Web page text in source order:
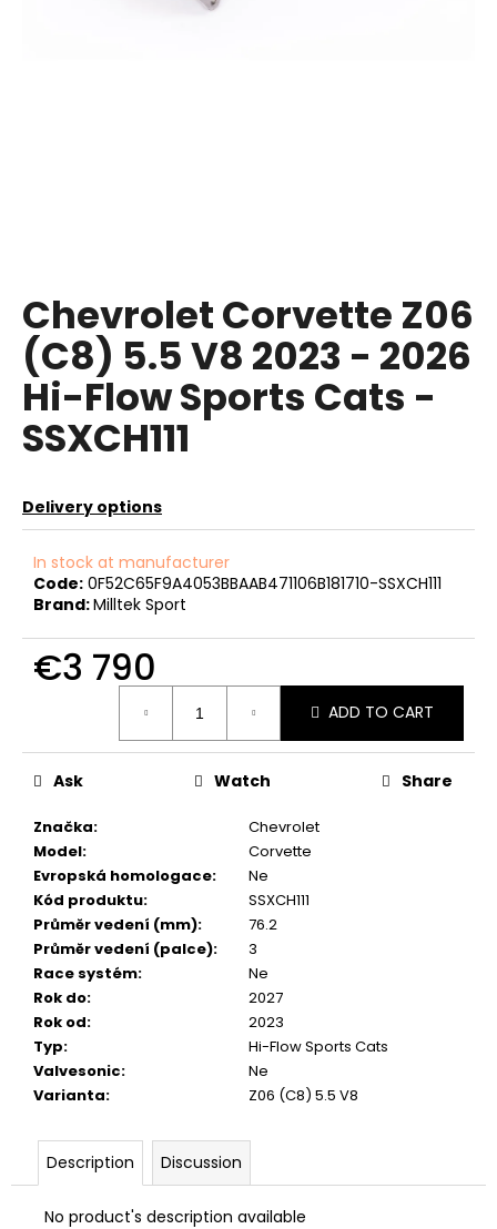
Chevrolet Corvette Z06
(C8) 5.5 V8 2023 - 2026
Hi-Flow Sports Cats -
SSXCH111
Delivery options
In stock at manufacturer
Code: 0F52C65F9A4053BBAAB471106B181710-SSXCH111
Brand:Milltek Sport
€3 790
ADD TO CART
Značka:
Chevrolet
Model:
Corvette
Evropská homologace:
Ne
Kód produktu:
SSXCH111
Průměr vedení (mm):
76.2
Průměr vedení (palce):
3
Race systém:
Ne
Rok do:
2027
Rok od:
2023
Typ:
Hi-Flow Sports Cats
Valvesonic:
Ne
Varianta: Z06 (C8) 5.5 V8
Ask Watch Share
Description Discussion
No product's description available
SEARCH
W
e
r
c
o
m
m
e
n
d
ZAPALOVACÍ
MODUL
2.0TSI
EA113
EA888.1/2
€34